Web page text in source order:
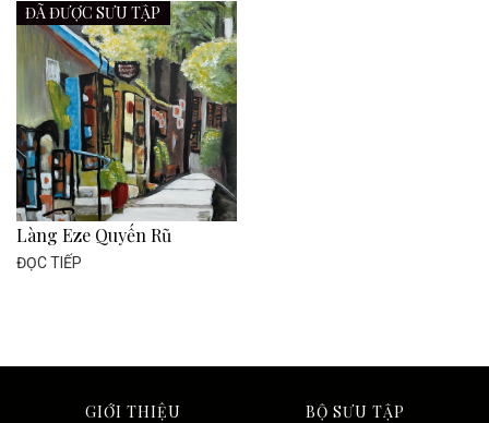
ĐÃ ĐƯỢC SƯU TẬP
Làng Eze Quyến Rũ
ĐỌC TIẾP
GIỚI THIỆU
BỘ SƯU TẬP